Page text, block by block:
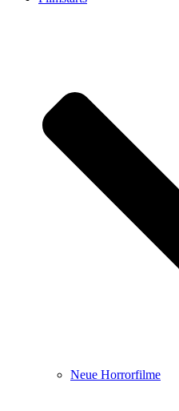
Neue Horrorfilme